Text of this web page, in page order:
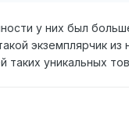
у них был
экземплярчик
уникальных